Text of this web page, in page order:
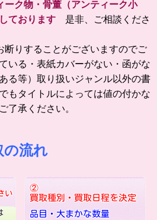
ーク物・骨董（アンティーク小
ております 是非、ご相談くださ
りすることがございますのでご
いる・表紙カバーがない・函がな
る等）取り扱いジャンル以外の書
もタイトルによっては値の付かな
了承ください。
の流れ